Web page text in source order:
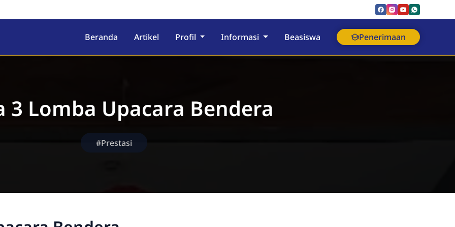
Berasrama
Beranda Artikel Profil Informasi Beasiswa Penerimaan
3 Lomba Upacara Bendera
#Prestasi